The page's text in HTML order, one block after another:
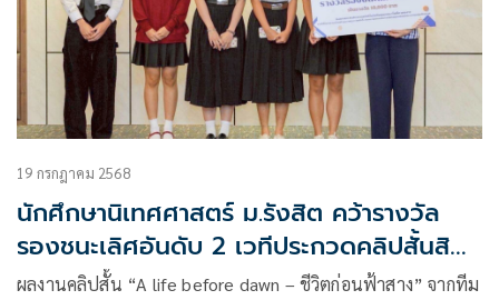
19 กรกฎาคม 2568
นักศึกษานิเทศศาสตร์ ม.รังสิต คว้ารางวัล
รองชนะเลิศอันดับ 2 เวทีประกวดคลิปสั้นสิทธิ
มนุษยชน
ผลงานคลิปสั้น “A life before dawn – ชีวิตก่อนฟ้าสาง” จากทีม